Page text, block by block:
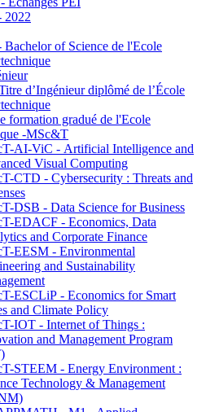
2022
Bachelor of Science de l'Ecole
d’Ingénieur diplômé de l’École
formation gradué de l'Ecole
-MSc&T
AI-ViC - Artificial Intelligence and
Visual Computing
CTD - Cybersecurity : Threats and
DSB - Data Science for Business
EDACF - Economics, Data
and Corporate Finance
EESM - Environmental
and Sustainability
ESCLiP - Economics for Smart
and Climate Policy
IOT - Internet of Things :
and Management Program
STEEM - Energy Environment :
Technology & Management